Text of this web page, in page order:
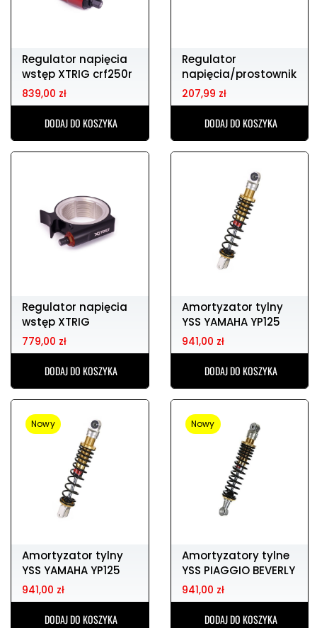
Regulator napięcia
wstęp XTRIG crf250r
18-21
839,00 zł
DODAJ DO KOSZYKA
Regulator
napięcia/prostownik
JMP
207,99 zł
DODAJ DO KOSZYKA
Regulator napięcia
wstęp XTRIG
KTM/HQV sx/tc
779,00 zł
DODAJ DO KOSZYKA
Amortyzator tylny
YSS YAMAHA YP125
941,00 zł
DODAJ DO KOSZYKA
Nowy
Amortyzator tylny
YSS YAMAHA YP125
941,00 zł
DODAJ DO KOSZYKA
Nowy
Amortyzatory tylne
YSS PIAGGIO BEVERLY
941,00 zł
DODAJ DO KOSZYKA